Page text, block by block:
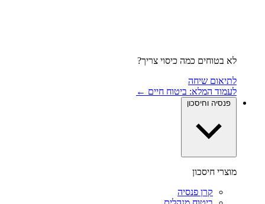
לא בטוחים כמה כיסוי צריך?
לתיאום שיחה
לעמוד המלא: ביטוח חיים ←
פנסיה וחיסכון
מוצרי חיסכון
קרן פנסיה